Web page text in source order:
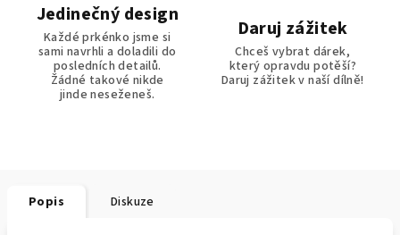
Jedinečný design
Každé prkénko jsme si
sami navrhli a doladili do
posledních detailů.
Žádné takové nikde
jinde neseženeš.
Daruj zážitek
Chceš vybrat dárek,
který opravdu potěší?
Daruj zážitek v naší dílně!
Popis Diskuze